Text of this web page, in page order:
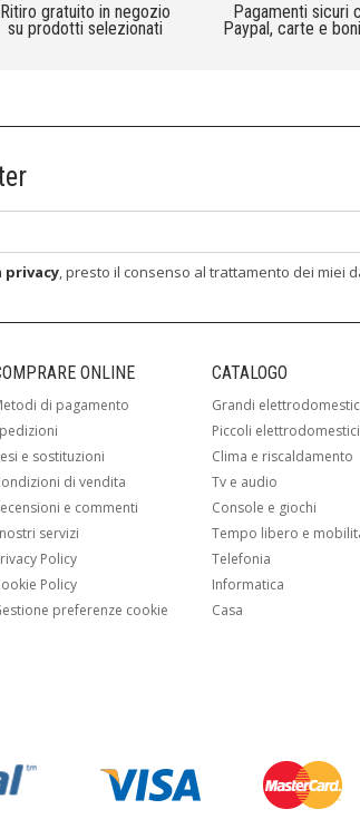
Ritiro gratuito in negozio
su prodotti selezionati
Pagamenti sicuri
Paypal, carte e
, presto il consenso al trattamento dei miei
ONLINE
di pagamento
e sostituzioni
di vendita
e commenti
servizi
Policy
Policy
preferenze cookie
CATALOGO
Grandi
Piccoli elettrodomestici
Clima e riscaldamento
Tv e audio
Console e giochi
Tempo libero e
Telefonia
Informatica
Casa